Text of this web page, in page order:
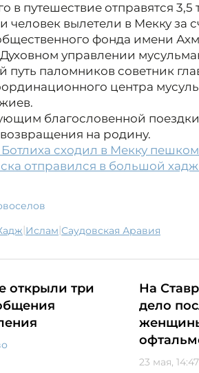
в путешествие отправятся 3,5
человек вылетели в Мекку за
фонда имени
управлении
путь паломников советник
центра
благословенной
на родину.
сходил в Мекку
отправился в большой
хадж| ислам| Саудовская Аравия
открыли три
На
дело
23 мая, 14:47